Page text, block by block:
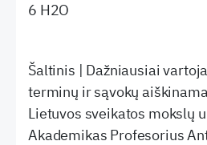
6 H2O
Šaltinis | Dažniausiai
terminų ir sąvokų
Lietuvos sveikatos mokslų
Akademikas Profesorius